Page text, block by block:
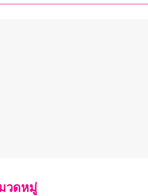
วดหมู่